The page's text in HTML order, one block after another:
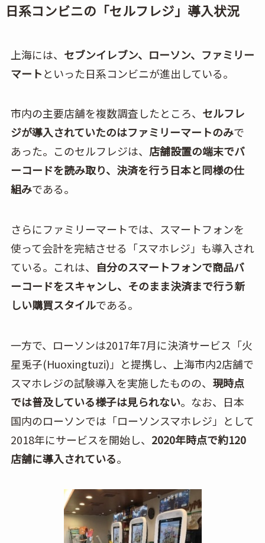
日系コンビニの「セルフレジ」導入状況
上海には、 セブンイレブン、ローソン、ファミリー
マートといった日系コンビニが進出している。
市内の主要店舗を複数調査したところ、 セルフレ
ジが導入されていたのはファミリーマートのみで
あった。このセルフレジは、 店舗設置の端末でバ
ーコードを読み取り、決済を行う日本と同様の仕
組みである。
さらにファミリーマートでは、スマートフォンを
使って会計を完結させる「スマホレジ」も導入され
ている。これは、 自分のスマートフォンで商品バ
ーコードをスキャンし、そのまま決済まで行う新
しい購買スタイルである。
一方で、ローソンは2017年7月に決済サービス「火
星兎子(Huoxingtuzi)」と提携し、上海市内2店舗で
スマホレジの試験導入を実施したものの、 現時点
では普及している様子は見られない。なお、日本
国内のローソンでは「ローソンスマホレジ」として
2018年にサービスを開始し、 2020年時点で約120
店舗に導入されている。